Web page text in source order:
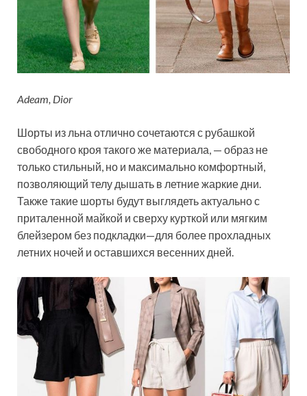
Adeam, Dior
Шорты из льна отлично сочетаются с рубашкой
свободного кроя такого же материала, — образ не
только стильный, но и максимально комфортный,
позволяющий телу дышать в летние жаркие дни.
Также такие шорты будут выглядеть актуально с
приталенной майкой и сверху курткой или мягким
блейзером без подкладки—для более прохладных
летних ночей и оставшихся весенних дней.